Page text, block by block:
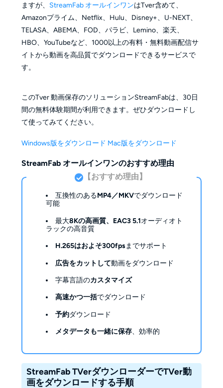
ますが、 StreamFab オールインワンはTver含めて、
Amazonプライム、Netflix、Hulu、Disney+、U-NEXT、
TELASA、ABEMA、FOD、パラビ、Lemino、楽天、
HBO、YouTubeなど、1000以上の有料・無料動画配信サ
イトから動画を高品質でダウンロードできるサービスで
す。
このTver 動画保存のソリューションStreamFabは、30日
間の無料体験期間が利用できます。ぜひダウンロードし
て使ってみてください。
Windows版をダウンロード Mac版をダウンロード
StreamFab オールインワンのおすすめ理由
【おすすめ理由】
互換性のあるMP4／MKVでダウンロード
可能
最大8Kの高画質、EAC3 5.1オーディオト
ラックの高音質
H.265はおよそ300fpsまでサポート
広告をカットして動画をダウンロード
字幕言語のカスタマイズ
高速かつ一括でダウンロード
予約ダウンロード
メタデータも一緒に保存、効率的
StreamFab TVerダウンローダーでTVer動
画をダウンロードする手順